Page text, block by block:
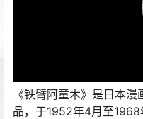
《铁臂阿童木》是日本
品，于1952年4月至1968